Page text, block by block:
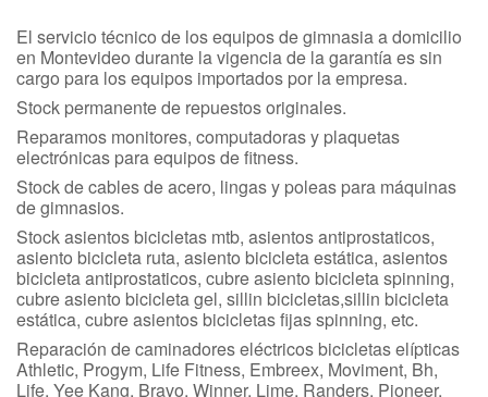
El servicio técnico de los equipos de gimnasia a domicilio
en Montevideo durante la vigencia de la garantía es sin
cargo para los equipos importados por la empresa.
Stock permanente de repuestos originales.
Reparamos monitores, computadoras y plaquetas
electrónicas para equipos de fitness.
Stock de cables de acero, lingas y poleas para máquinas
de gimnasios.
Stock asientos bicicletas mtb, asientos antiprostaticos,
asiento bicicleta ruta, asiento bicicleta estática, asientos
bicicleta antiprostaticos, cubre asiento bicicleta spinning,
cubre asiento bicicleta gel, sillin bicicletas,sillin bicicleta
estática, cubre asientos bicicletas fijas spinning, etc.
Reparación de caminadores eléctricos bicicletas elípticas
Athletic, Progym, Life Fitness, Embreex, Moviment, Bh,
Life, Yee Kang, Bravo, Winner, Lime, Randers, Pioneer,